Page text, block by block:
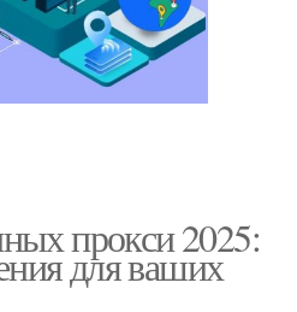
прокси 2025:
для ваших